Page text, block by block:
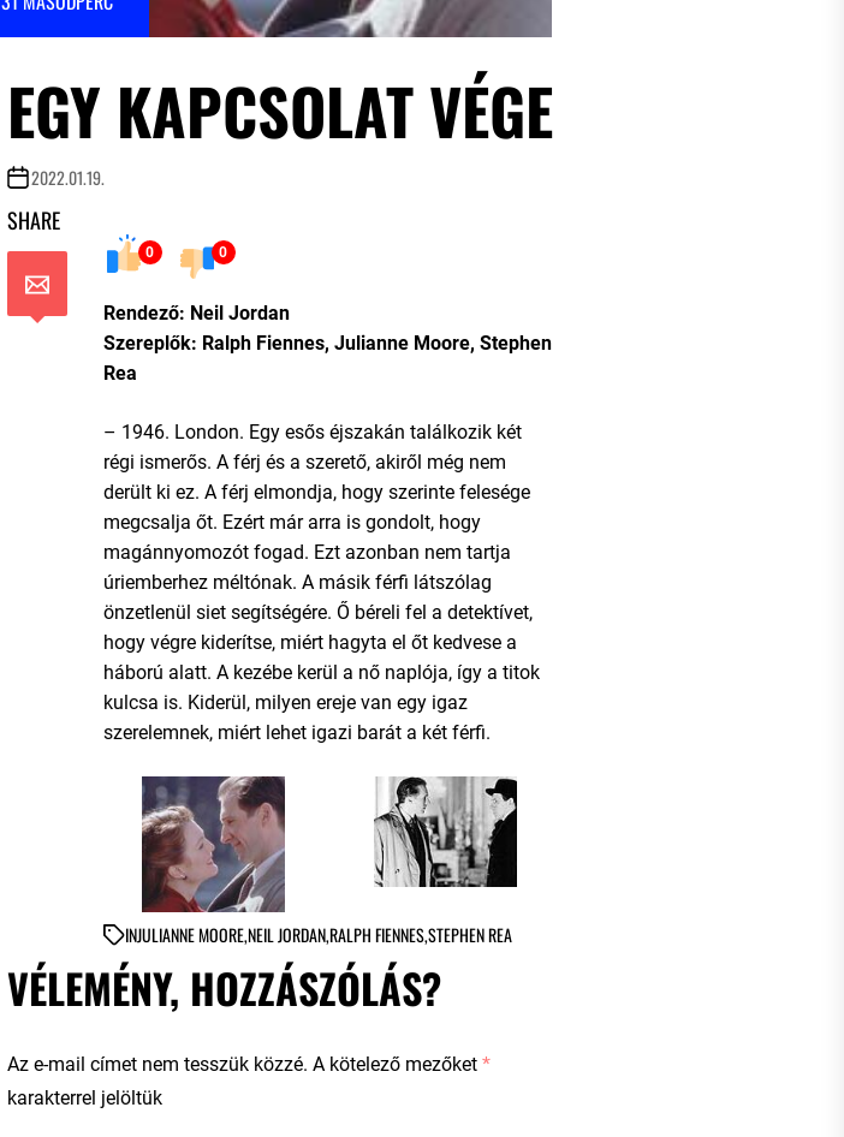
EGY KAPCSOLAT VÉGE
2022.01.19.
SHARE
0 0
Rendező: Neil Jordan
Szereplők: Ralph Fiennes, Julianne Moore, Stephen
Rea
– 1946. London. Egy esős éjszakán találkozik két
régi ismerős. A férj és a szerető, akiről még nem
derült ki ez. A férj elmondja, hogy szerinte felesége
megcsalja őt. Ezért már arra is gondolt, hogy
magánnyomozót fogad. Ezt azonban nem tartja
úriemberhez méltónak. A másik férfi látszólag
önzetlenül siet segítségére. Ő béreli fel a detektívet,
hogy végre kiderítse, miért hagyta el őt kedvese a
háború alatt. A kezébe kerül a nő naplója, így a titok
kulcsa is. Kiderül, milyen ereje van egy igaz
szerelemnek, miért lehet igazi barát a két férfi.
INJULIANNE MOORE,NEIL JORDAN,RALPH FIENNES,STEPHEN REA
VÉLEMÉNY, HOZZÁSZÓLÁS?
Az e-mail címet nem tesszük közzé. A kötelező mezőket *
karakterrel jelöltük